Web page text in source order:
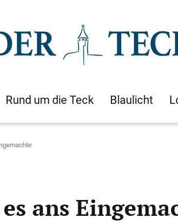
Rund um die Teck Blaulicht
ans